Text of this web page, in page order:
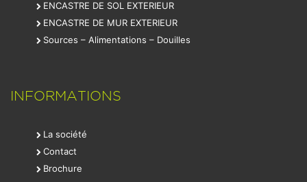
ENCASTRE DE SOL EXTERIEUR
ENCASTRE DE MUR EXTERIEUR
Sources – Alimentations – Douilles
INFORMATIONS
La société
Contact
Brochure